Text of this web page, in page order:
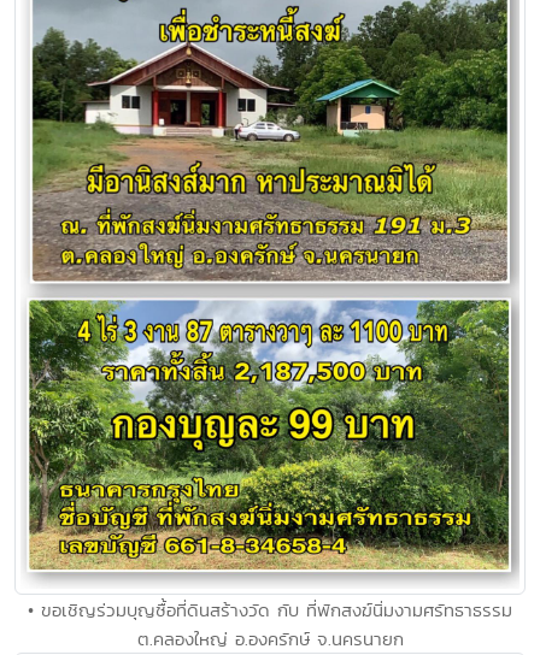
• ขอเชิญร่วมบุญซื้อที่ดินสร้างวัด กับ ที่พักสงฆ์นิ่มงามศรัทธาธรรม
ต.คลองใหญ่ อ.องครักษ์ จ.นครนายก